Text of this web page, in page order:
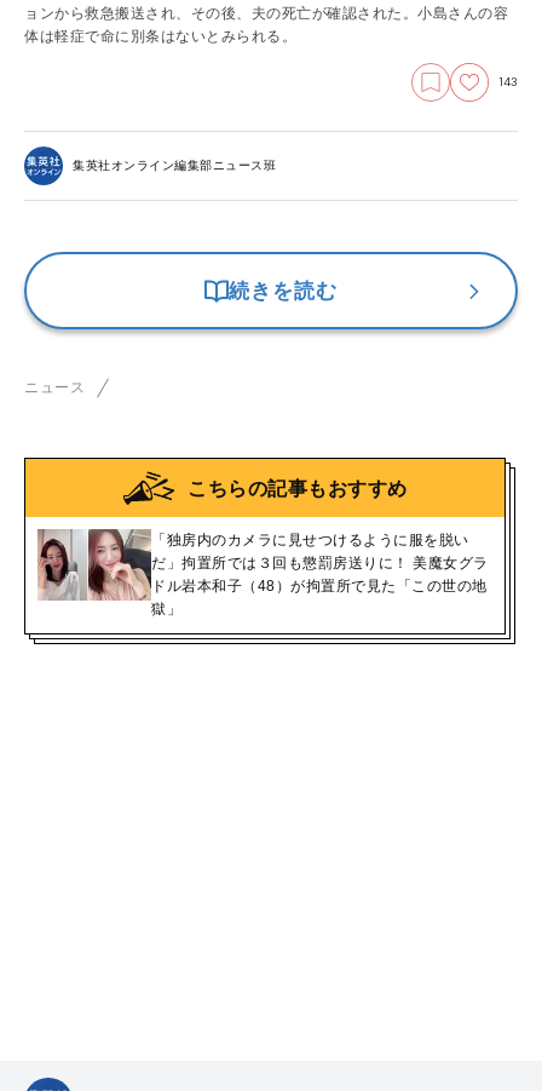
ョンから救急搬送され、その後、夫の死亡が確認された。小島さんの容
体は軽症で命に別条はないとみられる。
143
集英社オンライン編集部ニュース班
続きを読む
ニュース
こちらの記事もおすすめ
「独房内のカメラに見せつけるように服を脱い
だ」拘置所では３回も懲罰房送りに！ 美魔女グラ
ドル岩本和子（48）が拘置所で見た「この世の地
獄」